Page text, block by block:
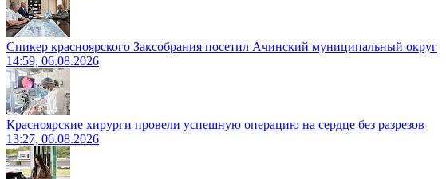
Спикер красноярского Заксобрания посетил Ачинский муниципальный округ
14:59, 06.08.2026
Красноярские хирурги провели успешную операцию на сердце без разрезов
13:27, 06.08.2026